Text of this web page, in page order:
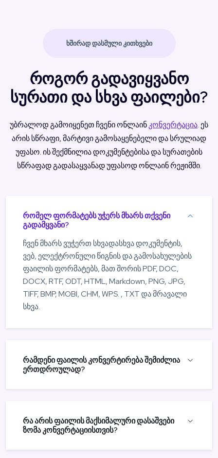
ᲮᲨᲘᲠᲐᲓ ᲓᲐᲡᲛᲣᲚᲘ ᲙᲘᲗᲮᲕᲔᲑᲘ
როგორ გადავიყვანო
სურათი და სხვა ფაილები?
უბრალოდ გამოიყენეთ ჩვენი ონლაინკონვერტაცია. ეს
არის სწრაფი, მარტივი გამოსაყენებელი და სრულიად
უფასო. ის შექმნილია დოკუმენტებისა და სურათების
სწრაფად გადასაყვანად უფასოდ ონლაინ რეჟიმში.
რომელ ფორმატებს უჭერს მხარს თქვენი
გადამყვანი?
ჩვენ მხარს ვუჭერთ სხვადასხვა დოკუმენტის,
ვებ, ელექტრონული წიგნის და გამოსახულების
ფაილის ფორმატებს, მათ შორის PDF, DOC,
DOCX, RTF, ODT, HTML, Markdown, PNG, JPG,
TIFF, BMP, MOBI, CHM, WPS. , TXT და მრავალი
სხვა.
რამდენი ფაილის კონვერტირება შემიძლია
ერთდროულად?
რა არის ფაილის მაქსიმალური დასაშვები
ზომა კონვერტაციისთვის?